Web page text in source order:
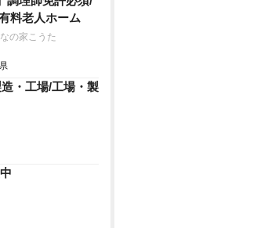
料老人ホーム
の家こうた
造・工場/工場・製